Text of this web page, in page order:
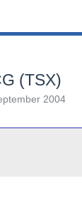
(TSX)
2004